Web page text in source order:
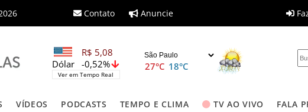
Contato Anuncie
R$ 5,08
-0,52%
Dólar
Ver em Tempo Real
27°C 18°C
VÍDEOS PODCASTS TEMPO E CLIMA TV AO VIVO FALA